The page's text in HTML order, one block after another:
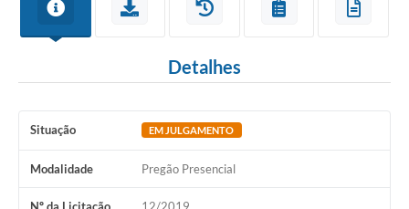
Detalhes
Situação EM JULGAMENTO
Modalidade Pregão Presencial